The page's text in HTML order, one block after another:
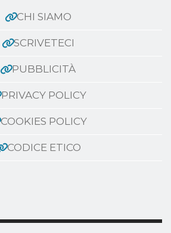
CHI SIAMO
SCRIVETECI
PUBBLICITÀ
PRIVACY POLICY
COOKIES POLICY
CODICE ETICO